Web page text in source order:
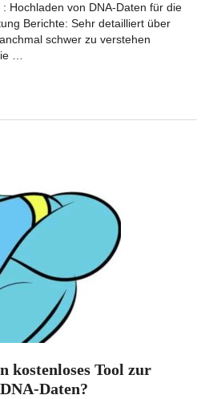
Hochladen von DNA-Daten für die
Berichte: Sehr detailliert über
schwer zu verstehen
…
kostenloses Tool zur
Daten?